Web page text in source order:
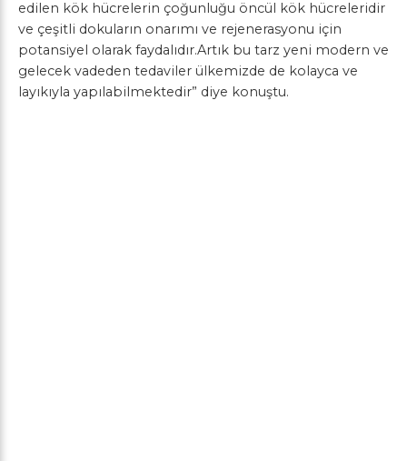
edilen kök hücrelerin çoğunluğu öncül kök hücreleridir
ve çeşitli dokuların onarımı ve rejenerasyonu için
potansiyel olarak faydalıdır.Artık bu tarz yeni modern ve
gelecek vadeden tedaviler ülkemizde de kolayca ve
layıkıyla yapılabilmektedir” diye konuştu.